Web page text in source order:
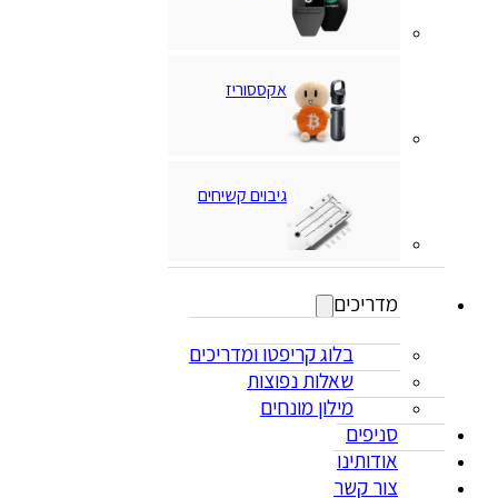
אקססוריז
גיבוים קשיחים
מדריכים
בלוג קריפטו ומדריכים
שאלות נפוצות
מילון מונחים
סניפים
אודותינו
צור קשר